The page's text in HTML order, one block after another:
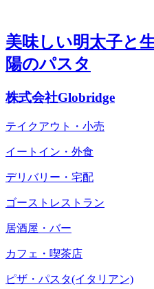
美味しい明太子と
陽のパスタ
株式会社Globridge
テイクアウト・小売
イートイン・外食
デリバリー・宅配
ゴーストレストラン
居酒屋・バー
カフェ・喫茶店
ピザ・パスタ(イタリアン)